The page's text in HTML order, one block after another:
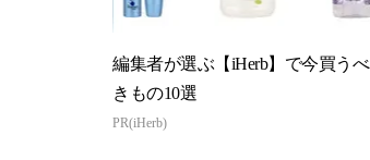
編集者が選ぶ【iHerb】で今買うべ
きもの10選
PR(iHerb)